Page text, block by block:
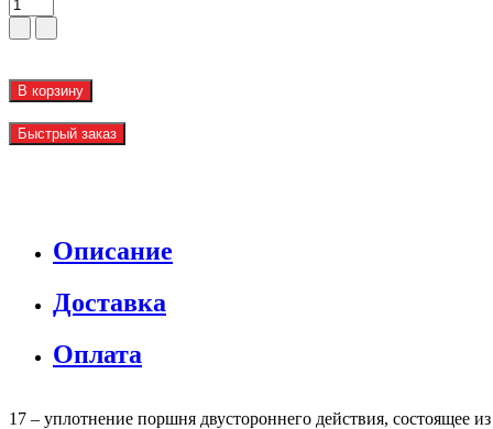
В корзину
Быстрый заказ
Описание
Доставка
Оплата
17 – уплотнение поршня двустороннего действия, состоящее из